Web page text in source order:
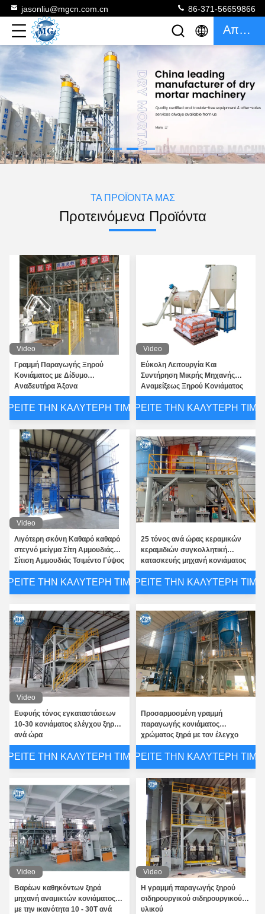
jasonliu@mgcn.com.cn 86-371-56659866
Απόσπασμα
ΤΑ ΠΡΟΪΌΝΤΑ ΜΑΣ
Προτεινόμενα Προϊόντα
Video
Γραμμή Παραγωγής Ξηρού
Κονιάματος με Δίδυμο
Αναδευτήρα Άξονα
Χωρητικότητας 10-30 T/H και
Σύστημα Ελέγχου PLC
ΒΡΕΊΤΕ ΤΗΝ ΚΑΛΎΤΕΡΗ ΤΙΜΉ
Video
Εύκολη Λειτουργία Και
Συντήρηση Μικρής Μηχανής
Αναμείξεως Ξηρού Κονιάματος
Γραμμής Παραγωγής Κόλλας
Κεραμιδιών, Στόκου Τοίχου,
Στόκου Λείανσης, Σοβά
ΒΡΕΊΤΕ ΤΗΝ ΚΑΛΎΤΕΡΗ ΤΙΜΉ
Video
Λιγότερη σκόνη Καθαρό καθαρό
στεγνό μείγμα Σίτη Αμμουδιάς
Σίτιση Αμμουδιάς Τσιμέντο Γύψος
Μείγμα Κεραμίδων Κόλλημα
Φαλακτοστοιχία παραγωγής
ΒΡΕΊΤΕ ΤΗΝ ΚΑΛΎΤΕΡΗ ΤΙΜΉ
25 τόνος ανά ώρας κεραμικών
κεραμιδιών συγκολλητική
κατασκευής μηχανή κονιάματος
μιγμάτων εγκαταστάσεων ξηρά
ΒΡΕΊΤΕ ΤΗΝ ΚΑΛΎΤΕΡΗ ΤΙΜΉ
Video
Ευφυής τόνος εγκαταστάσεων
10-30 κονιάματος ελέγχου ξηρός
ανά ώρα
ΒΡΕΊΤΕ ΤΗΝ ΚΑΛΎΤΕΡΗ ΤΙΜΉ
Προσαρμοσμένη γραμμή
παραγωγής κονιάματος
χρώματος ξηρά με τον έλεγχο
PLC υπολογιστών
ΒΡΕΊΤΕ ΤΗΝ ΚΑΛΎΤΕΡΗ ΤΙΜΉ
Video
Βαρέων καθηκόντων ξηρά
μηχανή αναμικτών κονιάματος
με την ικανότητα 10 - 30T ανά
Video
Η γραμμή παραγωγής ξηρού
σιδηρουργικού σιδηρουργικού
υλικού